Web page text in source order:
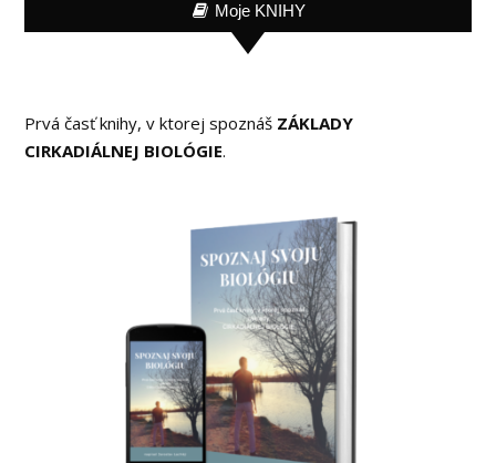
Moje KNIHY
Prvá časť knihy, v ktorej spoznáš ZÁKLADY
CIRKADIÁLNEJ BIOLÓGIE.